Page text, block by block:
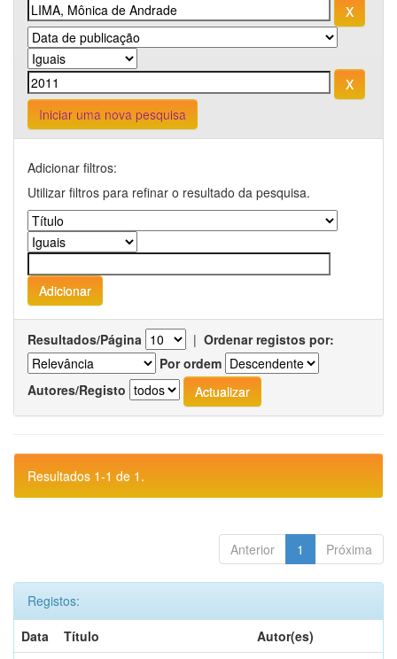
Iniciar uma nova pesquisa
Adicionar filtros:
Utilizar filtros para refinar o resultado da pesquisa.
Resultados/Página | Ordenar registos por:
Por ordem
Autores/Registo
Resultados 1-1 de 1.
Anterior 1 Próxima
Registos:
Data
Título
Autor(es)